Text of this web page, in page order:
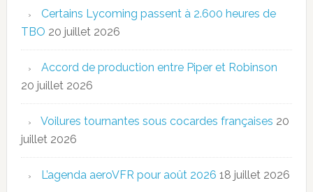
Certains Lycoming passent à 2.600 heures de
TBO 20 juillet 2026
Accord de production entre Piper et Robinson
20 juillet 2026
Voilures tournantes sous cocardes françaises 20
juillet 2026
L’agenda aeroVFR pour août 2026 18 juillet 2026